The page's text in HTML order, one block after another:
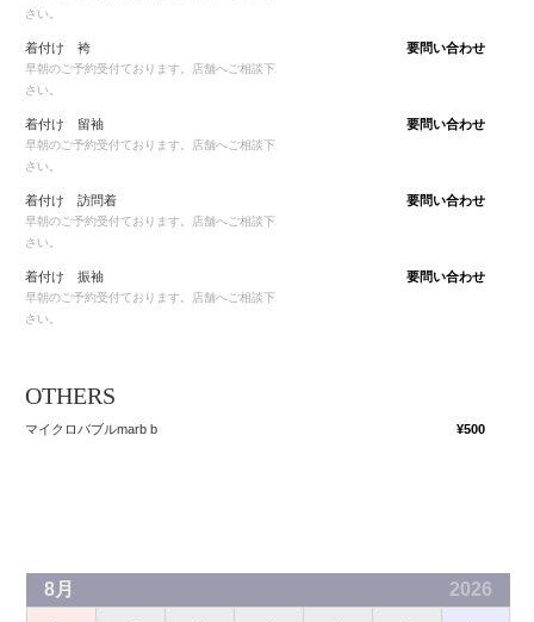
さい。
着付け 袴
早朝のご予約受付ております。店舗へご相談下
さい。
要問い合わせ
着付け 留袖
早朝のご予約受付ております。店舗へご相談下
さい。
要問い合わせ
着付け 訪問着
早朝のご予約受付ております。店舗へご相談下
さい。
要問い合わせ
着付け 振袖
早朝のご予約受付ております。店舗へご相談下
さい。
要問い合わせ
OTHERS
マイクロバブルmarb b ¥500
8月 2026